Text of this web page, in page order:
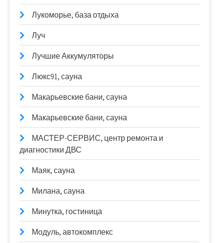
Лукоморье, база отдыха
Луч
Лучшие Аккумуляторы
Люкс91, сауна
Макарьевские бани, сауна
Макарьевские бани, сауна
МАСТЕР-СЕРВИС, центр ремонта и
диагностики ДВС
Маяк, сауна
Милана, сауна
Минутка, гостиница
Модуль, автокомплекс